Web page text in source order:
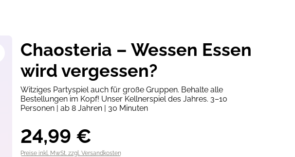
Chaosteria – Wessen Essen
wird vergessen?
Witziges Partyspiel auch für große Gruppen. Behalte alle
Bestellungen im Kopf! Unser Kellnerspiel des Jahres. 3–10
Personen | ab 8 Jahren | 30 Minuten
24,99 €
Preise inkl. MwSt. zzgl. Versandkosten